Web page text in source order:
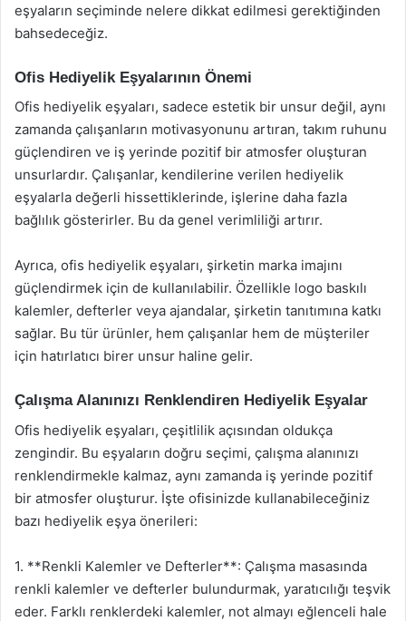
eşyaların seçiminde nelere dikkat edilmesi gerektiğinden
bahsedeceğiz.
Ofis Hediyelik Eşyalarının Önemi
Ofis hediyelik eşyaları, sadece estetik bir unsur değil, aynı
zamanda çalışanların motivasyonunu artıran, takım ruhunu
güçlendiren ve iş yerinde pozitif bir atmosfer oluşturan
unsurlardır. Çalışanlar, kendilerine verilen hediyelik
eşyalarla değerli hissettiklerinde, işlerine daha fazla
bağlılık gösterirler. Bu da genel verimliliği artırır.
Ayrıca, ofis hediyelik eşyaları, şirketin marka imajını
güçlendirmek için de kullanılabilir. Özellikle logo baskılı
kalemler, defterler veya ajandalar, şirketin tanıtımına katkı
sağlar. Bu tür ürünler, hem çalışanlar hem de müşteriler
için hatırlatıcı birer unsur haline gelir.
Çalışma Alanınızı Renklendiren Hediyelik Eşyalar
Ofis hediyelik eşyaları, çeşitlilik açısından oldukça
zengindir. Bu eşyaların doğru seçimi, çalışma alanınızı
renklendirmekle kalmaz, aynı zamanda iş yerinde pozitif
bir atmosfer oluşturur. İşte ofisinizde kullanabileceğiniz
bazı hediyelik eşya önerileri:
1. **Renkli Kalemler ve Defterler**: Çalışma masasında
renkli kalemler ve defterler bulundurmak, yaratıcılığı teşvik
eder. Farklı renklerdeki kalemler, not almayı eğlenceli hale